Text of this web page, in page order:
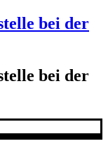
bei der
bei der